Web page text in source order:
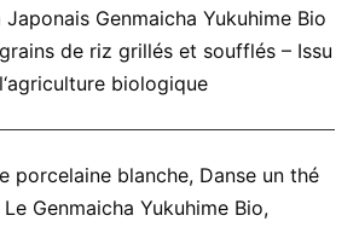
Genmaicha Yukuhime Bio
de riz grillés et soufflés – Issu
biologique
porcelaine blanche, Danse un thé
Genmaicha Yukuhime Bio,